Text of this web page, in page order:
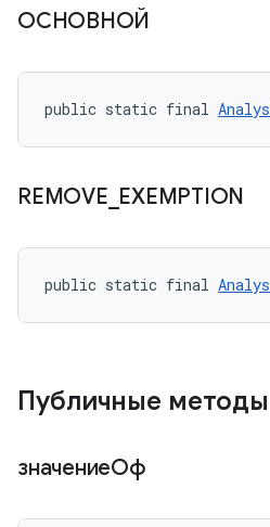
ОСНОВНОЙ
public static final
REMOVE EXEMPTION
public static final
Публичные методы
значениеОф